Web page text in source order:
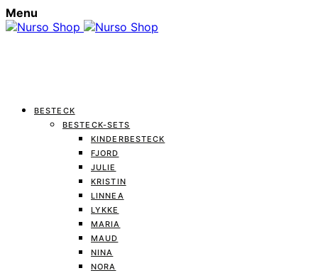
Menu
BESTECK
BESTECK-SETS
KINDERBESTECK
FJORD
JULIE
KRISTIN
LINNEA
LYKKE
MARIA
MAUD
NINA
NORA